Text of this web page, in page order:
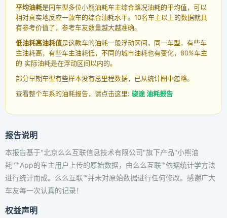
平均油耗是同车型多位小熊油耗车主综合路况油耗的平均值，可以
相对真实地反应一款车的综合油耗水平。10名车主以上的数据就具
有参考价值了，参考车友数量越大越准确。
低油耗高油耗值是这款车的油耗一般浮动区间，同一车型，有些车
主油耗高，有些车主油耗低，不同的城市油耗也有变化，80%车主
的 实际油耗是在浮动区间以内的。
部分早期车型有些样本没有总里程数据，已从统计图中忽略。
查看整个车系的油耗报告，请点击这里: 骁途 油耗报告
报告说明
本报告基于"北京么么互联信息技术有限公司"旗下产品"小熊油
耗"™App的车主用户上传的原始数据，由么么互联™依据统计学方法
进行统计而成。么么互联™并未对原始数据进行任何修改。感谢广大
车友每一次认真的记录！
权益声明